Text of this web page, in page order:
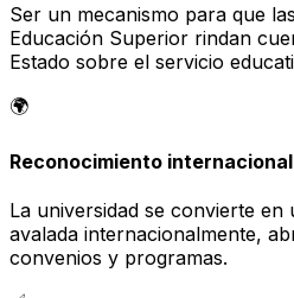
Ser un mecanismo para que
Educación Superior rindan
Estado sobre el servicio
🌍
Reconocimiento internacional
La universidad se convierte en
avalada internacionalmente,
convenios y programas.